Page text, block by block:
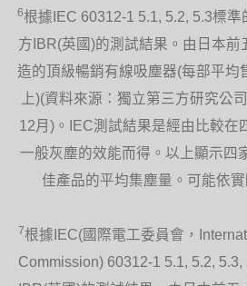
6根據IEC 60312-1 5.1, 5.2, 5.3標
方IBR(英國)的測試結果。由日本前
造的頂級暢銷有線吸塵器(每部平均
上)(資料來源：獨立第三方研究公
12月)。IEC測試結果是經由比較在
一般灰塵的效能而得。以上顯示四
佳產品的平均集塵量。可能依
7根據IEC(國際電工委員會，
Commission) 60312-1 5.1, 5.2,